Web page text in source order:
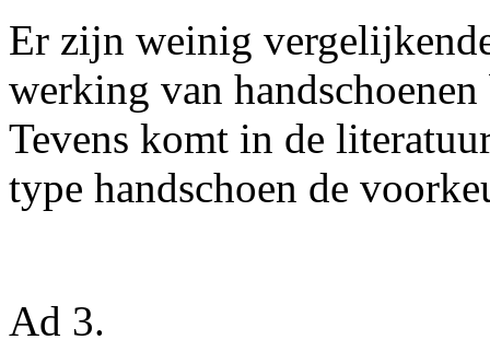
Er zijn weinig
werking van
Tevens komt in de
type handschoen de
Ad 3.